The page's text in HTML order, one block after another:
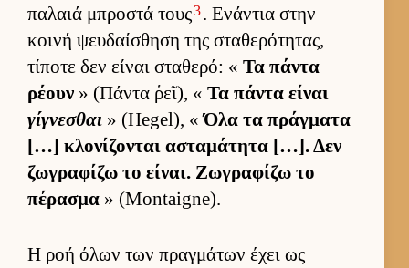
παλαιά μπροστά τους3. Ενάντια στην
κοινή ψευ­δαί­σθηση της σταθερότητας,
τίποτε δεν εί­ναι σταθερό: « Τα πάντα
ρέουν » (Πάντα ῥεῖ), « Τα πάντα εί­ναι
γίγνεσθαι » (Hegel), «Όλα τα πράγ­ματα
[…] κλονίζονται ασταμάτητα […]. Δεν
ζωγραφίζω το εί­ναι. Ζωγραφίζω το
πέρασμα » (Montaigne).
Η ροή όλων των πραγ­μάτων έχει ως